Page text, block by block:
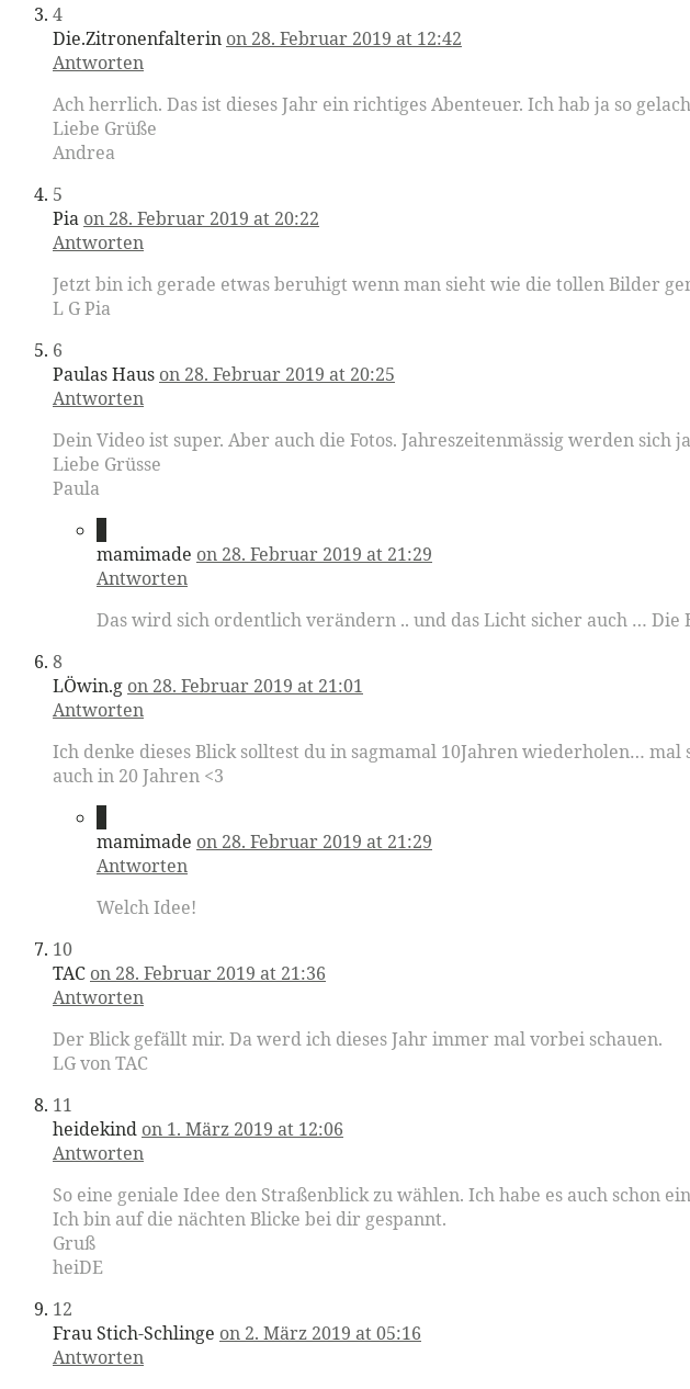
4
Die.Zitronenfalterin on 28. Februar 2019 at 12:42
Antworten
Ach herrlich. Das ist dieses Jahr ein richtiges Abenteuer. Ich hab ja so
Liebe Grüße
Andrea
5
Pia on 28. Februar 2019 at 20:22
Antworten
Jetzt bin ich gerade etwas beruhigt wenn man sieht wie die tollen Bilder
L G Pia
6
Paulas Haus on 28. Februar 2019 at 20:25
Antworten
Dein Video ist super. Aber auch die Fotos. Jahreszeitenmässig werden
Liebe Grüsse
Paula
mamimade on 28. Februar 2019 at 21:29
Antworten
Das wird sich ordentlich verändern .. und das Licht sicher auch … Die
8
LÖwin.g on 28. Februar 2019 at 21:01
Antworten
Ich denke dieses Blick solltest du in sagmamal 10Jahren wiederholen…
auch in 20 Jahren <3
mamimade on 28. Februar 2019 at 21:29
Antworten
Welch Idee!
10
TAC on 28. Februar 2019 at 21:36
Antworten
Der Blick gefällt mir. Da werd ich dieses Jahr immer mal vorbei schauen.
LG von TAC
11
heidekind on 1. März 2019 at 12:06
Antworten
So eine geniale Idee den Straßenblick zu wählen. Ich habe es auch schon
Ich bin auf die nächten Blicke bei dir gespannt.
Gruß
heiDE
12
Frau Stich-Schlinge on 2. März 2019 at 05:16
Antworten